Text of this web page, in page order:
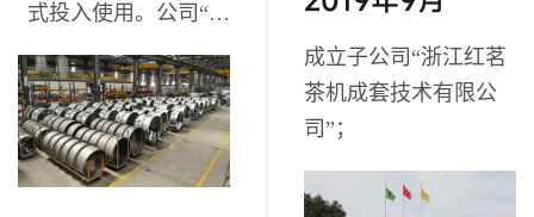
式投入使用。公司“变
造品字标”自我声明授
权证书；
成立子公司“浙江红茗
茶机成套技术有限公
司”；